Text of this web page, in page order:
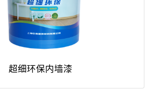
超细环保内墙漆